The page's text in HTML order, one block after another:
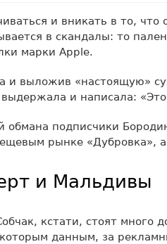
и вникать в то,
в скандалы: то
марки Apple.
и выложив «настоящую»
и написала:
обмана подписчики
рынке «Дубровка»,
и Мальдивы
кстати, стоят
данным, за